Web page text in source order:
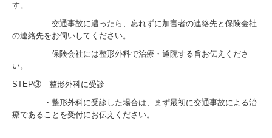
す。
交通事故に遭ったら、忘れずに加害者の連絡先と保険会社
の連絡先をお伺いしてください。
保険会社には整形外科で治療・通院する旨お伝えくださ
い。
STEP③ 整形外科に受診
・整形外科に受診した場合は、まず最初に交通事故による治
療であることを受付にお伝えください。